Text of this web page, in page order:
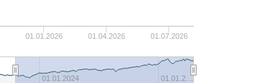
01.01.2026 01.04.2026 01.07.2026
01.01.2024 01.01.2…